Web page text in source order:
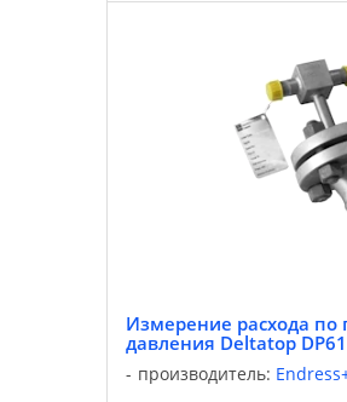
Измерение расхода по
давления Deltatop
производитель: